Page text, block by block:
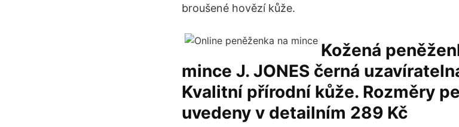
broušené hovězí kůže.
Kožená
mince J. JONES černá
Kvalitní přírodní kůže. Rozměry
uvedeny v detailním 289 Kč